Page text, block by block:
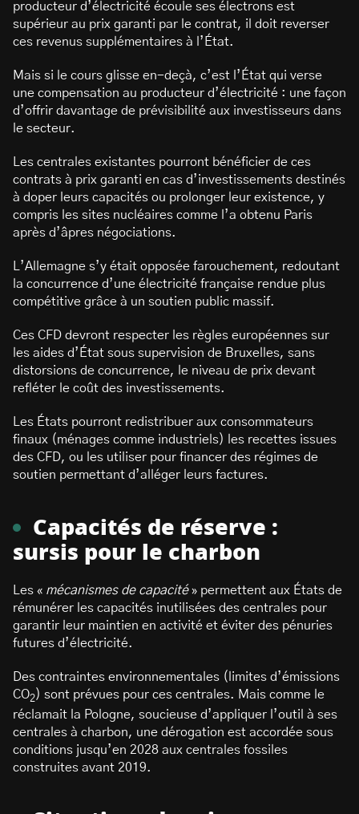
producteur d’électricité écoule ses électrons est
supérieur au prix garanti par le contrat, il doit reverser
ces revenus supplémentaires à l’État.
Mais si le cours glisse en-deçà, c’est l’État qui verse
une compensation au producteur d’électricité : une façon
d’offrir davantage de prévisibilité aux investisseurs dans
le secteur.
Les centrales existantes pourront bénéficier de ces
contrats à prix garanti en cas d’investissements destinés
à doper leurs capacités ou prolonger leur existence, y
compris les sites nucléaires comme l’a obtenu Paris
après d’âpres négociations.
L’Allemagne s’y était opposée farouchement, redoutant
la concurrence d’une électricité française rendue plus
compétitive grâce à un soutien public massif.
Ces CFD devront respecter les règles européennes sur
les aides d’État sous supervision de Bruxelles, sans
distorsions de concurrence, le niveau de prix devant
refléter le coût des investissements.
Les États pourront redistribuer aux consommateurs
finaux (ménages comme industriels) les recettes issues
des CFD, ou les utiliser pour financer des régimes de
soutien permettant d’alléger leurs factures.
Capacités de réserve :
sursis pour le charbon
Les « mécanismes de capacité» permettent aux États de
rémunérer les capacités inutilisées des centrales pour
garantir leur maintien en activité et éviter des pénuries
futures d’électricité.
Des contraintes environnementales (limites d’émissions
CO2) sont prévues pour ces centrales. Mais comme le
réclamait la Pologne, soucieuse d’appliquer l’outil à ses
centrales à charbon, une dérogation est accordée sous
conditions jusqu’en 2028 aux centrales fossiles
construites avant 2019.